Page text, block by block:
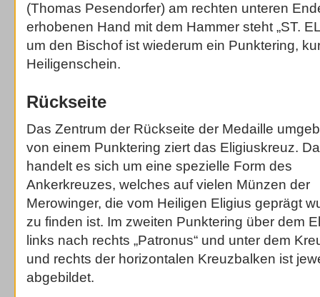
(Thomas Pesendorfer) am rechten unteren
erhobenen Hand mit dem Hammer steht „ST.
um den Bischof ist wiederum ein Punktering,
Heiligenschein.
Rückseite
Das Zentrum der Rückseite der Medaille
von einem Punktering ziert das Eligiuskreuz.
handelt es sich um eine spezielle Form des
Ankerkreuzes, welches auf vielen Münzen der
Merowinger, die vom Heiligen Eligius geprägt
zu finden ist. Im zweiten Punktering über dem
links nach rechts „Patronus“ und unter dem
und rechts der horizontalen Kreuzbalken ist
abgebildet.